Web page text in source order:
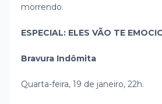
morrendo.
ESPECIAL: ELES VÃO TE
Bravura Indômita
Quarta-feira, 19 de janeiro, 22h.